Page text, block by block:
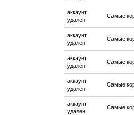
аккаунт
удален
Самые
аккаунт
удален
Самые
аккаунт
удален
Самые
аккаунт
удален
Самые
аккаунт
удален
Самые